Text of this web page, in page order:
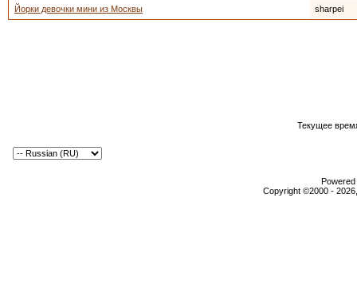
Йорки девочки мини из Москвы sharpei
Текущее
Copyright ©2000 -